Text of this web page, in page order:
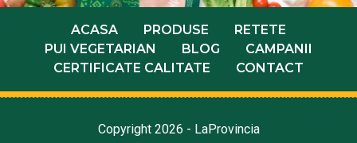
ACASA PRODUSE
RETETE
PUI VEGETARIAN
BLOG
CAMPANII
CERTIFICATE CALITATE
CONTACT
Copyright 2026 - LaProvincia